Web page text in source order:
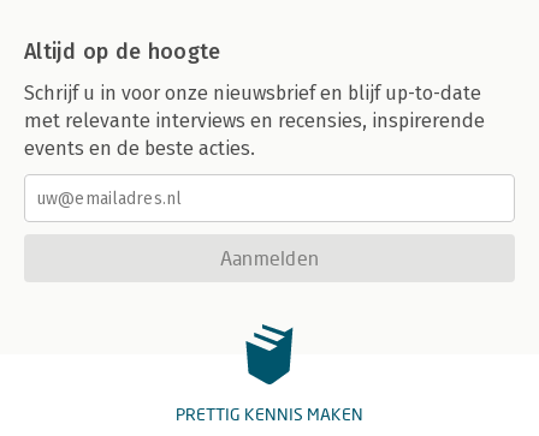
Altijd op de hoogte
Schrijf u in voor onze nieuwsbrief en blijf up-to-date
met relevante interviews en recensies, inspirerende
events en de beste acties.
Aanmelden
PRETTIG KENNIS MAKEN